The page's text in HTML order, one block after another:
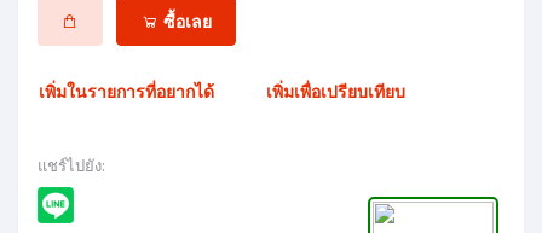
ซื้อเลย
เพิ่มในรายการที่อยากได้ เพิ่มเพื่อเปรียบเทียบ
แชร์ไปยัง: